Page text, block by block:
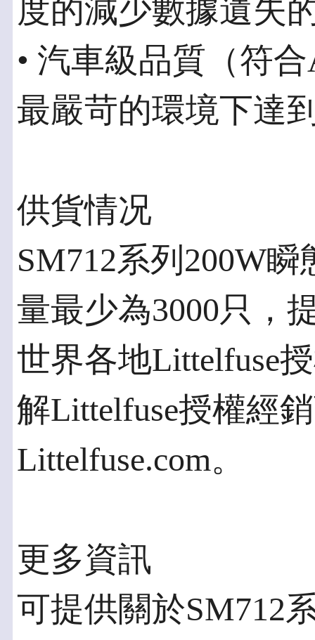
度的減少數據遺失
• 汽車級品質（符
最嚴苛的環境下達
供貨情况
SM712系列200W
量最少為3000只，
世界各地Littelfuse
解Littelfuse授權經
Littelfuse.com。
更多資訊
可提供關於SM712